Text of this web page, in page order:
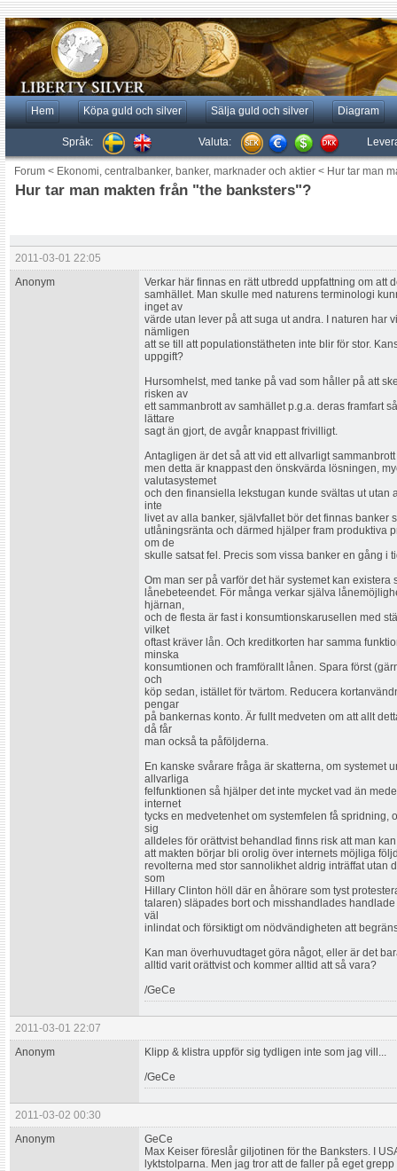
Hem Köpa guld och silver Sälja guld och silver Diagram
Språk: Valuta:
Forum < Ekonomi, centralbanker, banker, marknader och aktier < Hur tar man
Hur tar man makten från "the banksters"?
2011-03-01 22:05
Anonym
Verkar här finnas en rätt utbredd uppfattning om att
samhället. Man skulle med naturens terminologi
inget av
värde utan lever på att suga ut andra. I naturen har
nämligen
att se till att populationstätheten inte blir för stor.
uppgift?
Hursomhelst, med tanke på vad som håller på att
risken av
ett sammanbrott av samhället p.g.a. deras framfart
lättare
sagt än gjort, de avgår knappast frivilligt.
Antagligen är det så att vid ett allvarligt
men detta är knappast den önskvärda lösningen,
valutasystemet
och den finansiella lekstugan kunde svältas ut utan
inte
livet av alla banker, självfallet bör det finnas
utlåningsränta och därmed hjälper fram produktiva
om de
skulle satsat fel. Precis som vissa banker en gång i
Om man ser på varför det här systemet kan
lånebeteendet. För många verkar själva
hjärnan,
och de flesta är fast i konsumtionskarusellen med
vilket
oftast kräver lån. Och kreditkorten har samma
minska
konsumtionen och framförallt lånen. Spara först
och
köp sedan, istället för tvärtom. Reducera
pengar
på bankernas konto. Är fullt medveten om att allt
då får
man också ta påföljderna.
En kanske svårare fråga är skatterna, om systemet
allvarliga
felfunktionen så hjälper det inte mycket vad än
internet
tycks en medvetenhet om systemfelen få spridning,
sig
alldeles för orättvist behandlad finns risk att man
att makten börjar bli orolig över internets möjliga
revolterna med stor sannolikhet aldrig inträffat utan
som
Hillary Clinton höll där en åhörare som tyst
talaren) släpades bort och misshandlades
väl
inlindat och försiktigt om nödvändigheten att
Kan man överhuvudtaget göra något, eller är det
alltid varit orättvist och kommer alltid att så vara?
/GeCe
2011-03-01 22:07
Anonym
Klipp & klistra uppför sig tydligen inte som jag vill...
/GeCe
2011-03-02 00:30
Anonym
GeCe
Max Keiser föreslår giljotinen för the Banksters. I
lyktstolparna. Men jag tror att de faller på eget